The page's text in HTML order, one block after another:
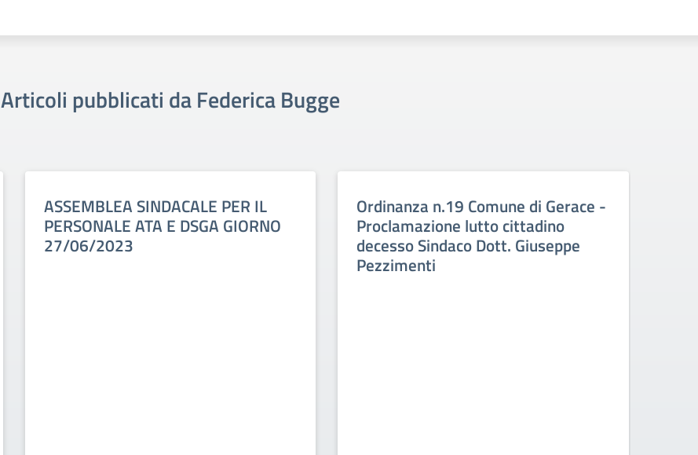
Articoli pubblicati da Federica Bugge
ASSEMBLEA SINDACALE PER IL
PERSONALE ATA E DSGA GIORNO
27/06/2023
Ordinanza n.19 Comune di Gerace -
Proclamazione lutto cittadino
decesso Sindaco Dott. Giuseppe
Pezzimenti